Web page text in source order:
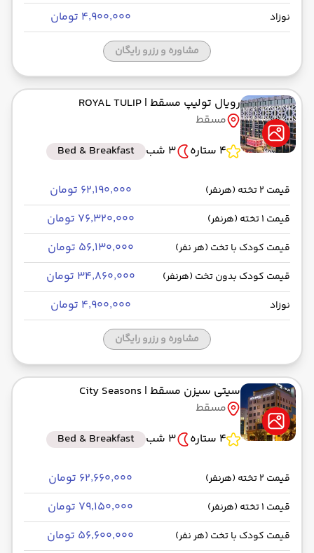
نوزاد ۴٬۹۰۰٬۰۰۰ تومان
مشاوره و رزرو رایگان
رویال تولیپ مسقط | ROYAL TULIP
مسقط
4 ستاره
3 شب Bed & Breakfast
قیمت 2 تخته (هرنفر) ۶۲٬۱۹۰٬۰۰۰ تومان
قیمت 1 تخته (هرنفر) ۷۶٬۳۲۰٬۰۰۰ تومان
قیمت کودک با تخت (هر نفر) ۵۶٬۱۳۰٬۰۰۰ تومان
قیمت کودک بدون تخت (هرنفر) ۳۴٬۸۶۰٬۰۰۰ تومان
نوزاد ۴٬۹۰۰٬۰۰۰ تومان
مشاوره و رزرو رایگان
سیتی سیزن مسقط | City Seasons
مسقط
4 ستاره
3 شب Bed & Breakfast
قیمت 2 تخته (هرنفر) ۶۲٬۶۶۰٬۰۰۰ تومان
قیمت 1 تخته (هرنفر) ۷۹٬۱۵۰٬۰۰۰ تومان
قیمت کودک با تخت (هر نفر) ۵۶٬۶۰۰٬۰۰۰ تومان